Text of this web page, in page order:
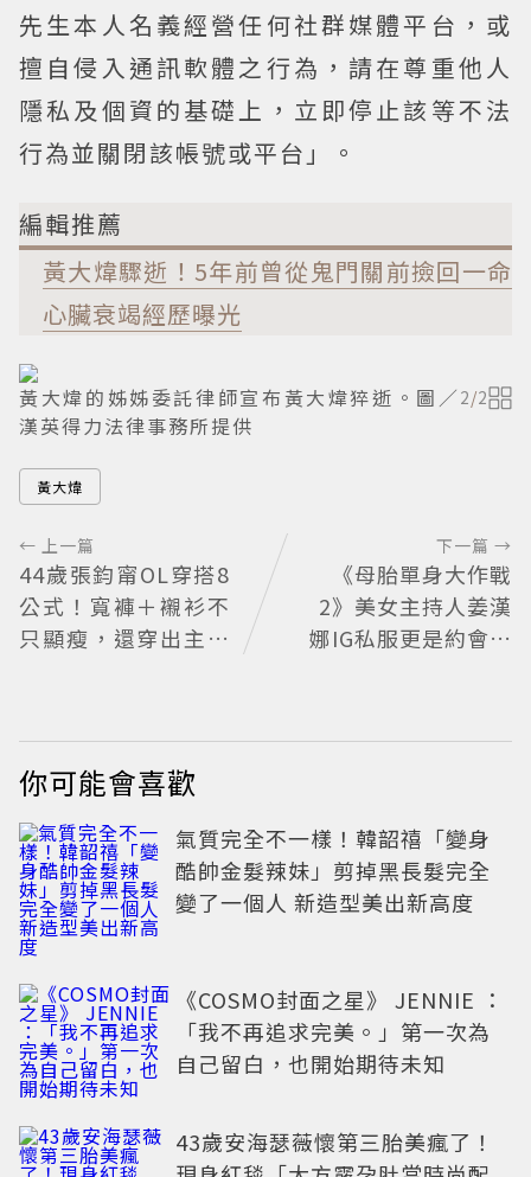
先生本人名義經營任何社群媒體平台，或
擅自侵入通訊軟體之行為，請在尊重他人
隱私及個資的基礎上，立即停止該等不法
行為並關閉該帳號或平台」。
編輯推薦
黃大煒驟逝！5年前曾從鬼門關前撿回一命
心臟衰竭經歷曝光
黃大煒的姊姊委託律師宣布黃大煒猝逝。圖／
漢英得力法律事務所提供
2/2
黃大煒
← 上一篇
44歲張鈞甯OL穿搭8
公式！寬褲＋襯衫不
只顯瘦，還穿出主管
下一篇 →
《母胎單身大作戰
2》美女主持人姜漢
娜IG私服更是約會範
你可能會喜歡
氣質完全不一樣！韓韶禧「變身
酷帥金髮辣妹」剪掉黑長髮完全
變了一個人 新造型美出新高度
《COSMO封面之星》 JENNIE ：
「我不再追求完美。」第一次為
自己留白，也開始期待未知
43歲安海瑟薇懷第三胎美瘋了！